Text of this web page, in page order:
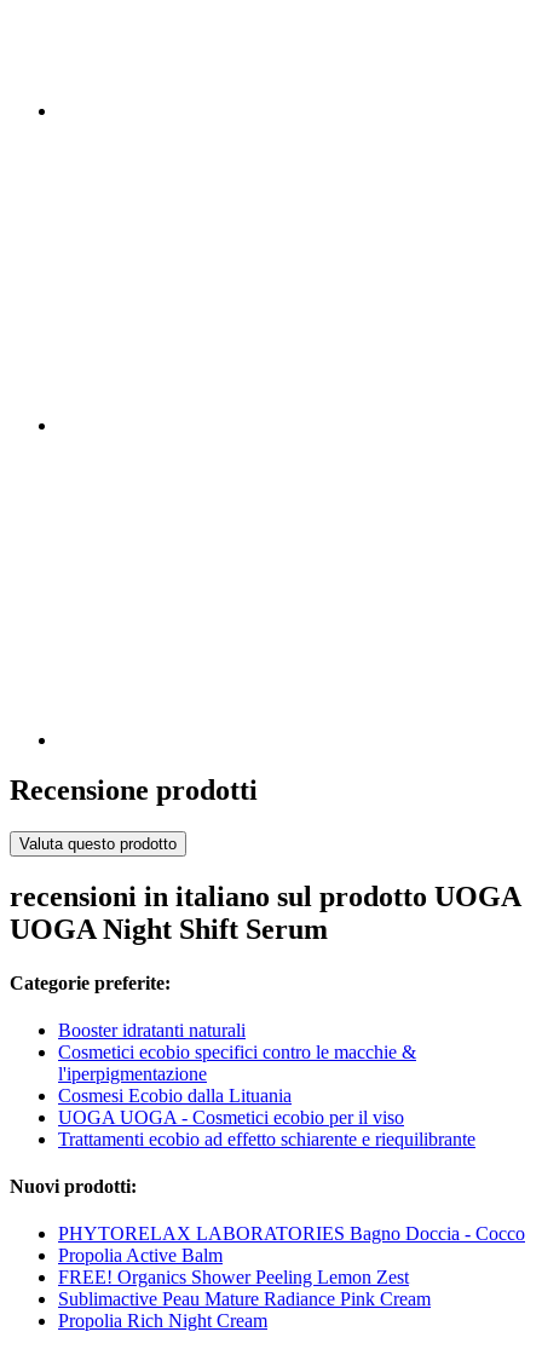
Recensione prodotti
Valuta questo prodotto
recensioni in italiano sul prodotto UOGA
UOGA Night Shift Serum
Categorie preferite:
Booster idratanti naturali
Cosmetici ecobio specifici contro le macchie &
l'iperpigmentazione
Cosmesi Ecobio dalla Lituania
UOGA UOGA - Cosmetici ecobio per il viso
Trattamenti ecobio ad effetto schiarente e riequilibrante
Nuovi prodotti:
PHYTORELAX LABORATORIES Bagno Doccia - Cocco
Propolia Active Balm
FREE! Organics Shower Peeling Lemon Zest
Sublimactive Peau Mature Radiance Pink Cream
Propolia Rich Night Cream